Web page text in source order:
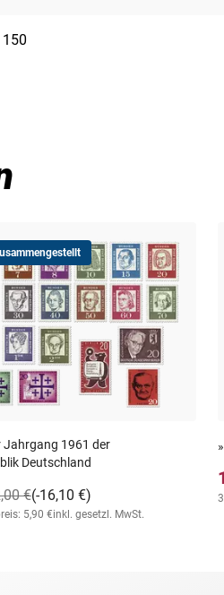
150
Jahrgang 1961 der
Deutschland
(-16,10 €)
€
5,90 €inkl. gesetzl. MwSt.